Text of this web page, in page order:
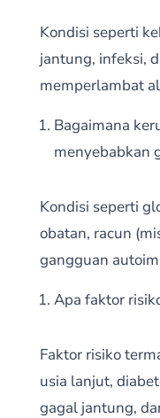
Kondisi seperti
jantung, infeksi,
memperlambat
Bagaimana
menyebabkan
Kondisi seperti
obatan, racun
gangguan
Apa faktor
Faktor risiko
usia lanjut,
gagal jantung,